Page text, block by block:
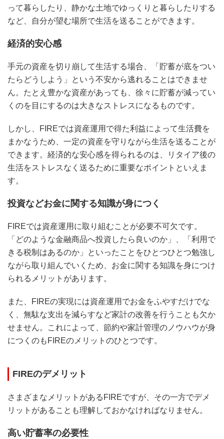
って暮らしたり、静かな土地でゆっくりと暮らしたりする
など、自分が望む場所で生活を送ることができます。
経済的安心感
手元の資産を切り崩して生活する場合、「貯蓄が底をつい
たらどうしよう」という不安から逃れることはできませ
ん。たとえ豊かな資産があっても、徐々に貯蓄が減ってい
くのを目にするのは大きなストレスになるものです。
しかし、FIREでは資産運用で得た利益によって生活費を
まかなうため、一定の資産を守りながら生活を送ることが
できます。経済的な安心感を得られるのは、リタイア後の
生活をストレスなく送るために重要なポイントといえま
す。
投資などお金に関する知識が身につく
FIREでは資産運用に取り組むことが必要不可欠です。
「どのような金融商品へ投資したら良いのか」、「利用で
きる税制はあるのか」といったことをひとつひとつ勉強し
ながら取り組んでいくため、お金に関する知識を身につけ
られるメリットがあります。
また、FIREの実現には資産運用でお金をふやすだけでな
く、無駄な支出を減らすなど家計の改善を行うことも欠か
せません。これによって、節約や家計管理のノウハウが身
につくのもFIREのメリットのひとつです。
FIREのデメリット
さまざまなメリットがあるFIREですが、その一方でデメ
リットがあることも理解しておかなければなりません。
高い貯蓄率の必要性